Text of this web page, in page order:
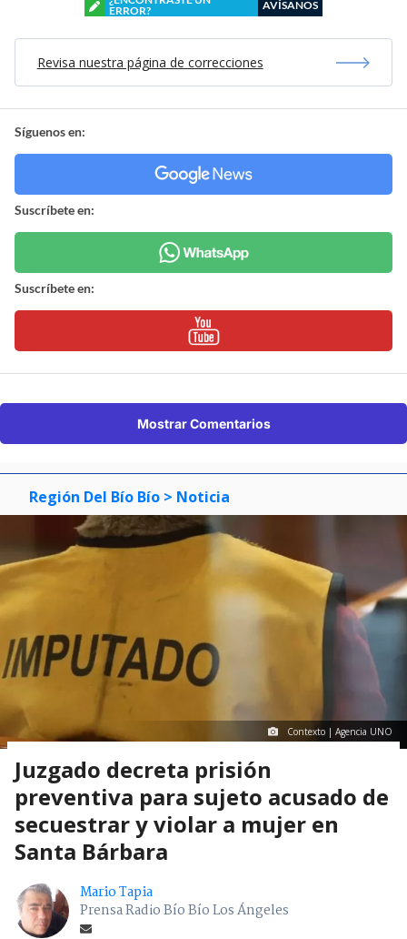
ERROR?
AVÍSANOS
Revisa nuestra página de correcciones
Síguenos en:
Suscríbete en:
Suscríbete en:
Mostrar Comentarios
Región Del Bío Bío > Noticia
Contexto | Agencia UNO
Juzgado decreta prisión
preventiva para sujeto acusado de
secuestrar y violar a mujer en
Santa Bárbara
Mario Tapia
Prensa Radio Bío Bío Los Ángeles